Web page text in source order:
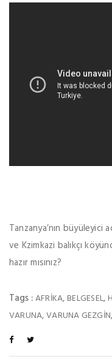
Tanzanya’nın büyüleyici
ve Kzimkazi balıkçı
hazır mısınız?
Tags :AFRIKA, BELGESEL,
VARUNA,VARUNA GEZGIN,